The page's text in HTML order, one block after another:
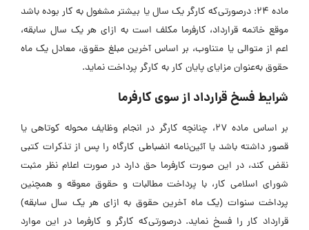
ماده 24: درصورتی‌که کارگر یک سال یا بیشتر مشغول به کار بوده باشد
موقع خاتمه قرارداد، کارفرما مکلف است به ازای هر یک سال سابقه،
اعم از متوالی یا متناوب، بر اساس آخرین مبلغ حقوق، معادل یک ماه
حقوق به‌عنوان مزایای پایان کار به کارگر پرداخت نماید.
شرایط فسخ قرارداد از سوی کارفرما
بر اساس ماده 27، چنانچه کارگر در انجام وظایف محوله کوتاهی یا
قصور داشته باشد یا آئین‌نامه انضباطی کارگاه را پس از تذکرات کتبی
نقض کند، در این صورت کارفرما حق دارد در صورت اعلام نظر مثبت
شورای اسلامی کار، با پرداخت مطالبات و حقوق معوقه و همچنین
پرداخت سنوات (یک ماه آخرین حقوق به ازای هر یک سال سابقه)
قرارداد کار را فسخ نماید. درصورتی‌که کارگر و کارفرما در این موارد